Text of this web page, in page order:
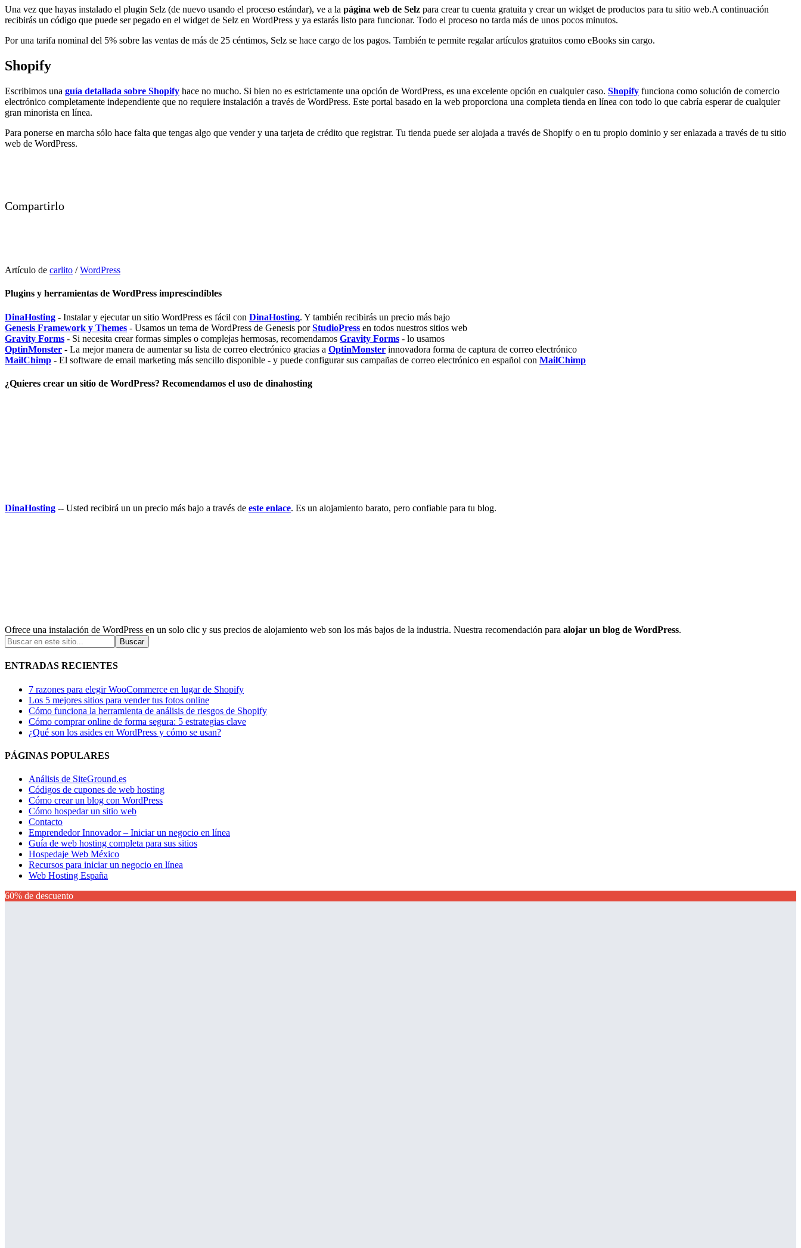
Una vez que hayas instalado el plugin Selz (de nuevo usando el proceso estándar), ve a la página web de Selz para crear tu cuenta gratuita y crear un widget de productos para tu sitio web.A continuación
recibirás un código que puede ser pegado en el widget de Selz en WordPress y ya estarás listo para funcionar. Todo el proceso no tarda más de unos pocos minutos.
Por una tarifa nominal del 5% sobre las ventas de más de 25 céntimos, Selz se hace cargo de los pagos. También te permite regalar artículos gratuitos como eBooks sin cargo.
Shopify
Escribimos una guía detallada sobre Shopify hace no mucho. Si bien no es estrictamente una opción de WordPress, es una excelente opción en cualquier caso. Shopify funciona como solución de comercio
electrónico completamente independiente que no requiere instalación a través de WordPress. Este portal basado en la web proporciona una completa tienda en línea con todo lo que cabría esperar de cualquier
gran minorista en línea.
Para ponerse en marcha sólo hace falta que tengas algo que vender y una tarjeta de crédito que registrar. Tu tienda puede ser alojada a través de Shopify o en tu propio dominio y ser enlazada a través de tu sitio
web de WordPress.
Compartirlo
Artículo de carlito /WordPress
Plugins y herramientas de WordPress imprescindibles
DinaHosting - Instalar y ejecutar un sitio WordPress es fácil con DinaHosting. Y también recibirás un precio más bajo
Genesis Framework y Themes - Usamos un tema de WordPress de Genesis porStudioPress en todos nuestros sitios web
Gravity Forms - Si necesita crear formas simples o complejas hermosas, recomendamos Gravity Forms - lo usamos
OptinMonster - La mejor manera de aumentar su lista de correo electrónico gracias a OptinMonster innovadora forma de captura de correo electrónico
MailChimp - El software de email marketing más sencillo disponible - y puede configurar sus campañas de correo electrónico en español con MailChimp
¿Quieres crear un sitio de WordPress? Recomendamos el uso de dinahosting
DinaHosting -- Usted recibirá un un precio más bajo a través de este enlace. Es un alojamiento barato, pero confiable para tu blog.
Ofrece una instalación de WordPress en un solo clic y sus precios de alojamiento web son los más bajos de la industria. Nuestra recomendación para alojar un blog de WordPress.
ENTRADAS RECIENTES
7 razones para elegir WooCommerce en lugar de Shopify
Los 5 mejores sitios para vender tus fotos online
Cómo funciona la herramienta de análisis de riesgos de Shopify
Cómo comprar online de forma segura: 5 estrategias clave
¿Qué son los asides en WordPress y cómo se usan?
PÁGINAS POPULARES
Análisis de SiteGround.es
Códigos de cupones de web hosting
Cómo crear un blog con WordPress
Cómo hospedar un sitio web
Contacto
Emprendedor Innovador – Iniciar un negocio en línea
Guía de web hosting completa para sus sitios
Hospedaje Web México
Recursos para iniciar un negocio en línea
Web Hosting España
60% de descuento